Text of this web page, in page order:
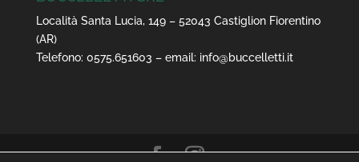
Località Santa Lucia, 149 – 52043 Castiglion Fiorentino
(AR)
Telefono: 0575.651603 – email: info@buccelletti.it